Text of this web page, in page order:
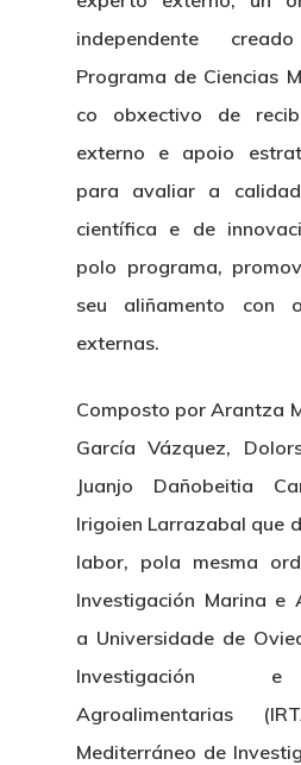
independente
Programa de Ciencias
co obxectivo de
externo e apoio
para avaliar a
científica e de
polo programa,
seu aliñamento con
externas.
Composto por Arantza
García Vázquez,
Juanjo Dañobeitia
Irigoien Larrazabal que
labor, pola mesma
Investigación Marina e
a Universidade de
Investigación e
Agroalimentarias
Mediterráneo de